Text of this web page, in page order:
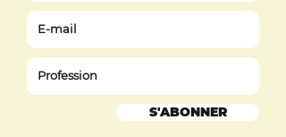
S'ABONNER